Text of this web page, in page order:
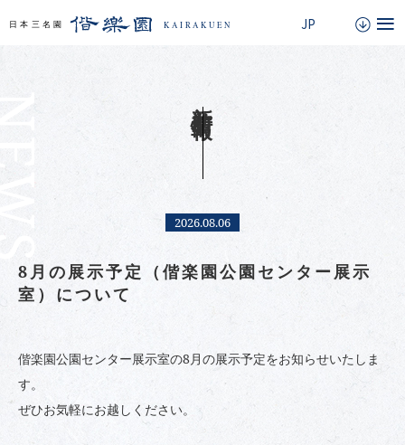
2026.08.06
8月の展示予定（偕楽園公園センター展示
室）について
偕楽園公園センター展示室の8月の展示予定をお知らせいたしま
す。
ぜひお気軽にお越しください。